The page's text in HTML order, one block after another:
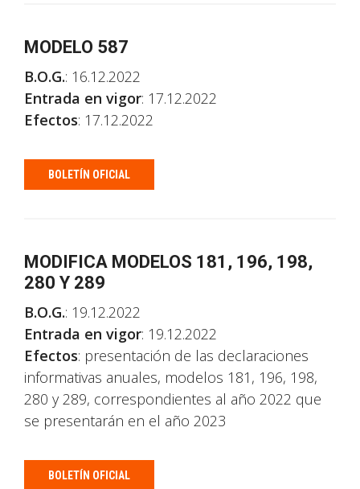
MODELO 587
B.O.G.: 16.12.2022
Entrada en vigor: 17.12.2022
Efectos: 17.12.2022
BOLETÍN OFICIAL
MODIFICA MODELOS 181, 196, 198,
280 Y 289
B.O.G.: 19.12.2022
Entrada en vigor: 19.12.2022
Efectos: presentación de las declaraciones
informativas anuales, modelos 181, 196, 198,
280 y 289, correspondientes al año 2022 que
se presentarán en el año 2023
BOLETÍN OFICIAL